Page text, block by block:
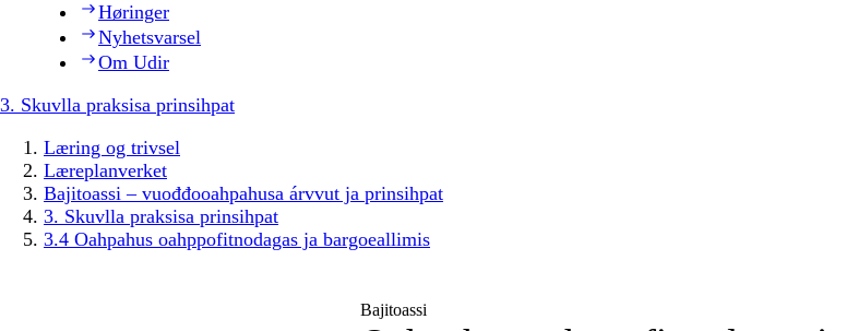
Høringer
Nyhetsvarsel
Om Udir
3. Skuvlla praksisa prinsihpat
Læring og trivsel
Læreplanverket
Bajitoassi – vuođđooahpahusa árvvut ja prinsihpat
3. Skuvlla praksisa prinsihpat
3.4 Oahpahus oahppofitnodagas ja bargoeallimis
Bajitoassi